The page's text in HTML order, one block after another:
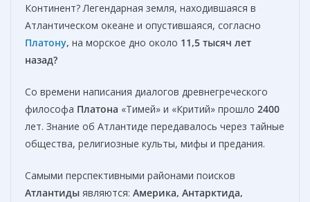
Континент? Легендарная земля, находившаяся в
Атлантическом океане и опустившаяся, согласно
Платону, на морское дно около 11,5 тысяч лет
назад?
Со времени написания диалогов древнегреческого
философа Платона «Тимей» и «Критий» прошло 2400
лет. Знание об Атлантиде передавалось через тайные
общества, религиозные культы, мифы и предания.
Самыми перспективными районами поисков
Атлантиды являются: Америка, Антарктида,